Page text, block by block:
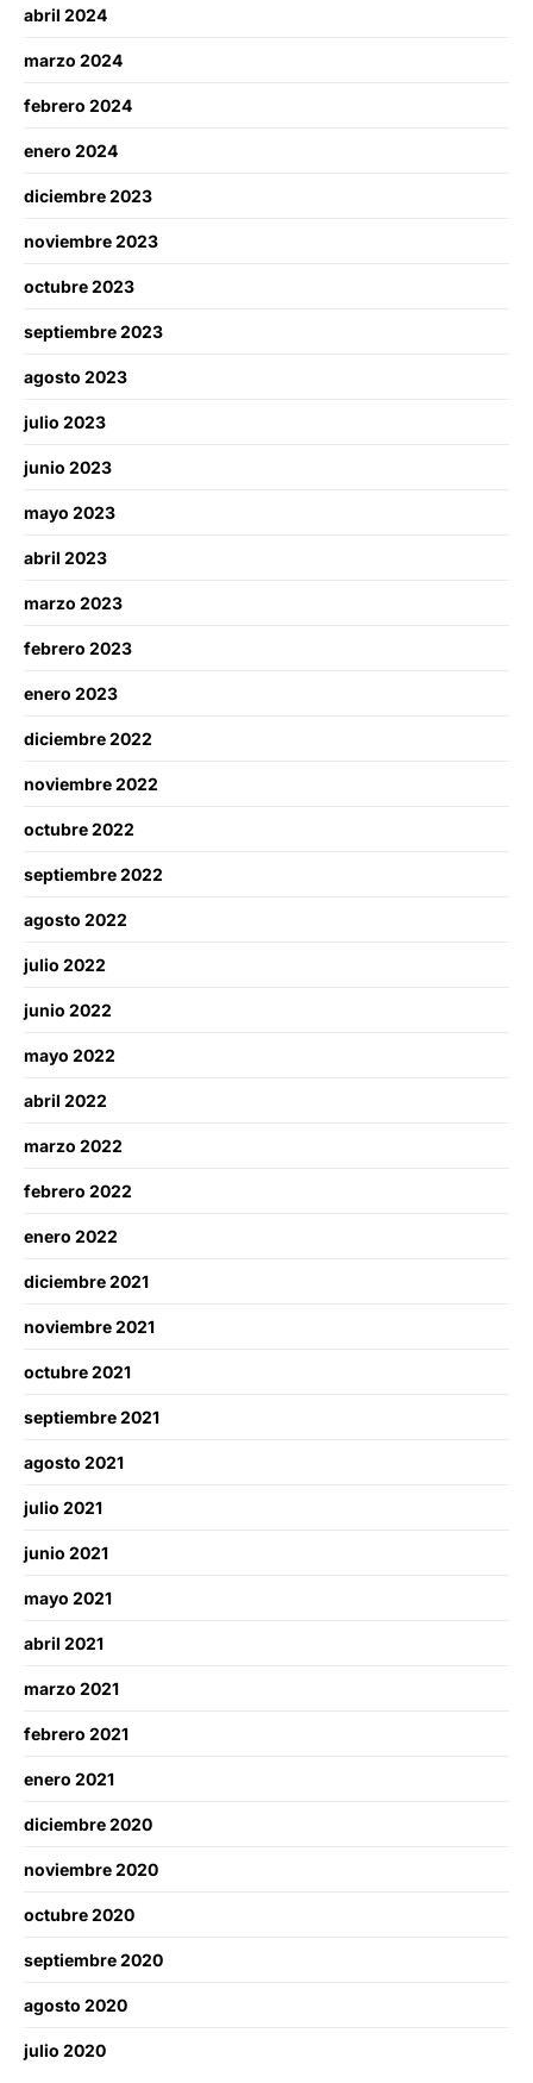
abril 2024
marzo 2024
febrero 2024
enero 2024
diciembre 2023
noviembre 2023
octubre 2023
septiembre 2023
agosto 2023
julio 2023
junio 2023
mayo 2023
abril 2023
marzo 2023
febrero 2023
enero 2023
diciembre 2022
noviembre 2022
octubre 2022
septiembre 2022
agosto 2022
julio 2022
junio 2022
mayo 2022
abril 2022
marzo 2022
febrero 2022
enero 2022
diciembre 2021
noviembre 2021
octubre 2021
septiembre 2021
agosto 2021
julio 2021
junio 2021
mayo 2021
abril 2021
marzo 2021
febrero 2021
enero 2021
diciembre 2020
noviembre 2020
octubre 2020
septiembre 2020
agosto 2020
julio 2020